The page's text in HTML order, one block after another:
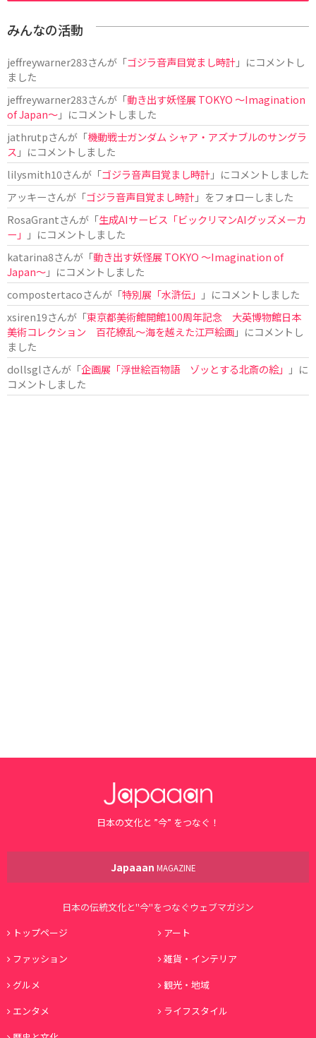
みんなの活動
jeffreywarner283さんが「ゴジラ音声目覚まし時計」にコメントし
ました
jeffreywarner283さんが「動き出す妖怪展 TOKYO 〜Imagination
of Japan〜」にコメントしました
jathrutpさんが「機動戦士ガンダム シャア・アズナブルのサングラ
ス 」にコメントしました
lilysmith10さんが「ゴジラ音声目覚まし時計」にコメントしました
アッキーさんが「ゴジラ音声目覚まし時計」をフォローしました
RosaGrantさんが「生成AIサービス「ビックリマンAIグッズメーカ
ー」
」にコメントしました
katarina8さんが「動き出す妖怪展 TOKYO 〜Imagination of
Japan〜」にコメントしました
compostertacoさんが「特別展「水滸伝」
」にコメントしました
xsiren19さんが「東京都美術館開館100周年記念 大英博物館日本
美術コレクション 百花繚乱～海を越えた江戸絵画」にコメントし
ました
dollsglさんが「企画展「浮世絵百物語 ゾッとする北斎の絵」
」に
コメントしました
日本の文化と ”今” をつなぐ！
Japaaan MAGAZINE
日本の伝統文化と"今"をつなぐウェブマガジン
トップページ
アート
ファッション
雑貨・インテリア
グルメ
観光・地域
エンタメ
ライフスタイル